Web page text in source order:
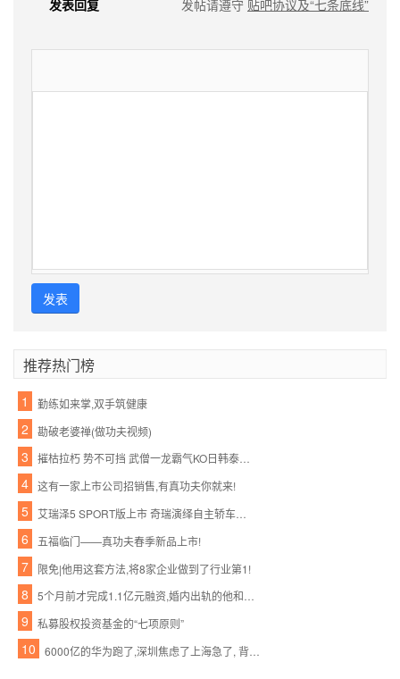
发表回复 发帖请遵守 贴吧协议及“七条底线”
发表
推荐热门榜
1 勤练如来掌,双手筑健康
2 勘破老婆禅(做功夫视频)
3
4 这有一家上市公司招销售,有真功夫你就来!
5
6 五福临门——真功夫春季新品上市!
7 限免|他用这套方法,将8家企业做到了行业第1!
8 5个月前才完成1.1亿元融资,婚内出轨的他和她怎么就忍不住宣布了呢?
9 私募股权投资基金的“七项原则”
10